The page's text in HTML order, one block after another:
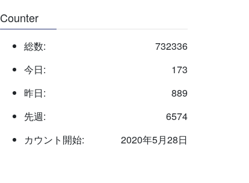
Counter
732336
総数:
173
今日:
889
昨日:
6574
先週:
2020年5月28日
カウント開始: